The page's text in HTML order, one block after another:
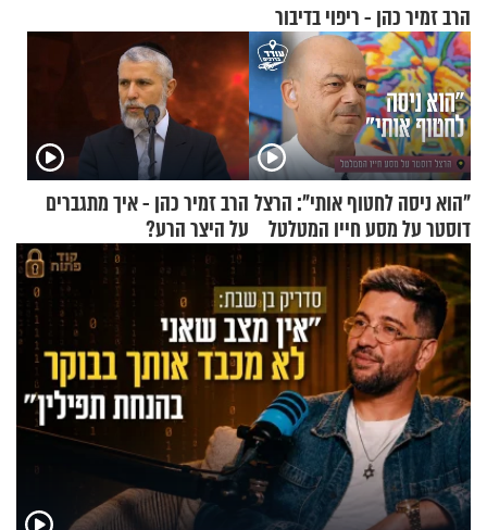
הרב זמיר כהן - ריפוי בדיבור
"הוא ניסה לחטוף אותי": הרצל
דוסטר על מסע חייו המטלטל
הרב זמיר כהן - איך מתגברים
על היצר הרע?